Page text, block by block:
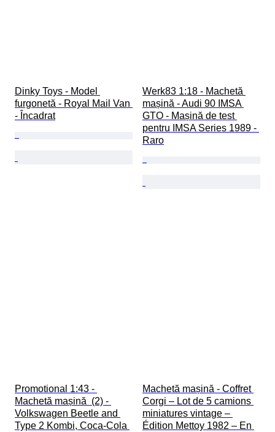
Dinky Toys - Model
furgonetă - Royal Mail Van
- Încadrat
Werk83 1:18 - Machetă
mașină - Audi 90 IMSA
GTO - Mașină de test
pentru IMSA Series 1989 -
Raro
Promotional 1:43 -
Machetă mașină  (2) -
Volkswagen Beetle and
Type 2 Kombi, Coca-Cola
Machetă mașină - Coffret
Corgi – Lot de 5 camions
miniatures vintage –
Édition Mettoy 1982 – En